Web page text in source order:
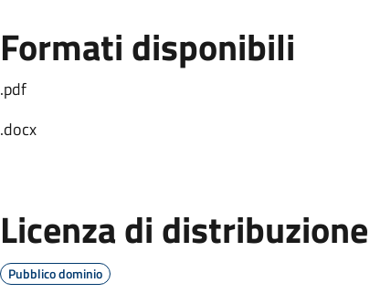
Formati disponibili
.pdf
.docx
Licenza di distribuzione
Pubblico dominio